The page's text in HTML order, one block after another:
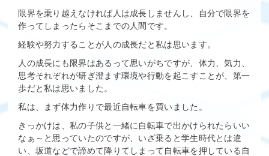
限界を乗り越えなければ人は成長しませんし、自分で限界を
作ってしまったらそこまでの人間です。
経験や努力することが人の成長だと私は思います。
人の成長にも限界はあるって思いがちですが、体力、気力、
思考それぞれが研ぎ澄ます環境や行動を起こすことが、第一
歩だと私は思いました。
私は、まず体力作りで最近自転車を買いました。
きっかけは、私の子供と一緒に自転車で出かけられたらいい
なぁ～と思っていたのですが、いざ乗ると学生時代とは違
い、坂道などで諦めて降りてしまって自転車を押している自